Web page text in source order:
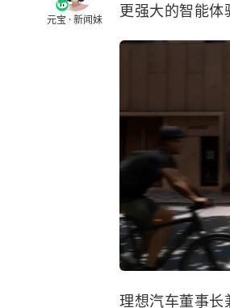
元宝 · 新闻妹
更强大的智能体
理想汽车董事长